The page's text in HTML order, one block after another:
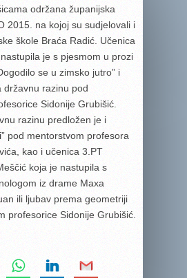
održana županijska
2015. na kojoj su sudjelovali i
škole Braća Radić. Učenica
je s pjesmom u prozi
se u zimsko jutro” i
državnu razinu pod
Sidonije Grubišić.
razinu predložen je i
pod mentorstvom profesora
kao i učenica 3.PT
koja je nastupila s
iz drame Maxa
ili ljubav prema geometriji
profesorice Sidonije Grubišić.